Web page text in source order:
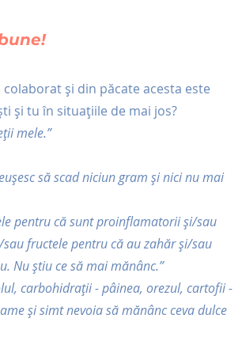
și din păcate acesta este
și tu în situațiile de mai jos?
mele.”
să scad niciun gram și nici nu mai
pentru că sunt proinflamatorii și/sau
fructele pentru că au zahăr și/sau
Nu știu ce să mai mănânc.”
carbohidrații - pâinea, orezul, cartofii -
și simt nevoia să mănânc ceva dulce